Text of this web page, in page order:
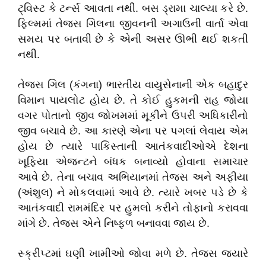
ટ્વિસ્ટ કે ટર્ન્સ આવતા નથી. બસ ડ્રામા ચાલ્યા કરે છે.
ફિલ્મમાં તેજસ ગિલના જીવનની અગાઉની વાર્તા એવા
સમય પર બતાવી છે કે એની અસર ઊભી થઈ શકતી
નથી.
તેજસ ગિલ (કંગના) ભારતીય વાયુસેનાની એક બહાદુર
વિમાન પાયલોટ હોય છે. તે કોઈ હુકમની રાહ જોયા
વગર પોતાનો જીવ જોખમમાં મૂકીને ઉપરી અધિકારીનો
જીવ બચાવે છે. આ કારણે એના પર પગલાં લેવાય એમ
હોય છે ત્યારે પાકિસ્તાની આતંકવાદીઓએ દેશના
ખૂફિયા એજન્ટને બંધક બનાવ્યો હોવાના સમાચાર
આવે છે. તેના બચાવ અભિયાનમાં તેજસ અને અફીયા
(અંશુલ) ને મોકલવામાં આવે છે. ત્યારે ખબર પડે છે કે
આતંકવાદી રામમંદિર પર હુમલો કરીને તોફાનો કરાવવા
માંગે છે. તેજસ એને નિષ્ફળ બનાવવા જાય છે.
સ્ક્રીપ્ટમાં ઘણી ખામીઓ જોવા મળે છે. તેજસ જ્યારે